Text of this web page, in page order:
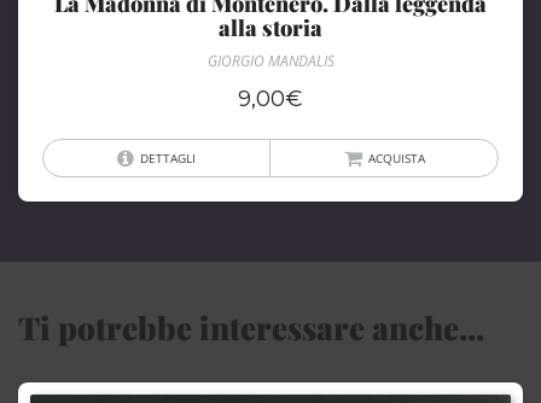
alla storia
GIORGIO MANDALIS
9,00€
DETTAGLI ACQUISTA
Ti potrebbe interessare anche...